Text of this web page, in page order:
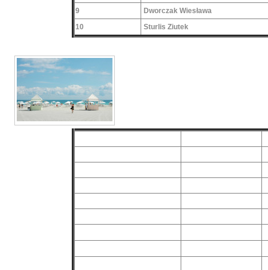
9
Dworczak Wiesława
10
Sturlis Ziutek